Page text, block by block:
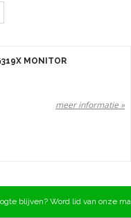
MONITOR
meer informatie »
blijven? Word lid van onze